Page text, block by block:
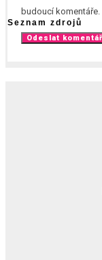
budoucí komentáře.
Seznam zdrojů